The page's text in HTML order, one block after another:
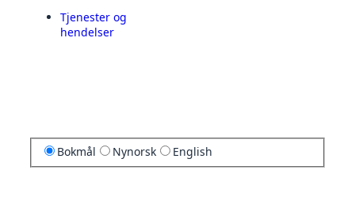
Tjenester og
hendelser
Bokmål Nynorsk English